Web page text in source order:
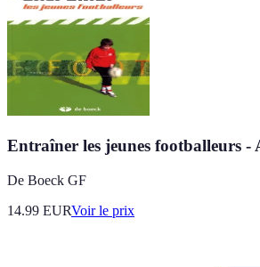
Entraîner les jeunes footballeurs -
De Boeck GF
14.99 EURVoir le prix